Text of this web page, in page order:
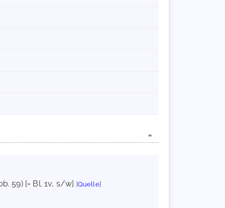
59) [= Bl. 1v, s/w] [Quelle]